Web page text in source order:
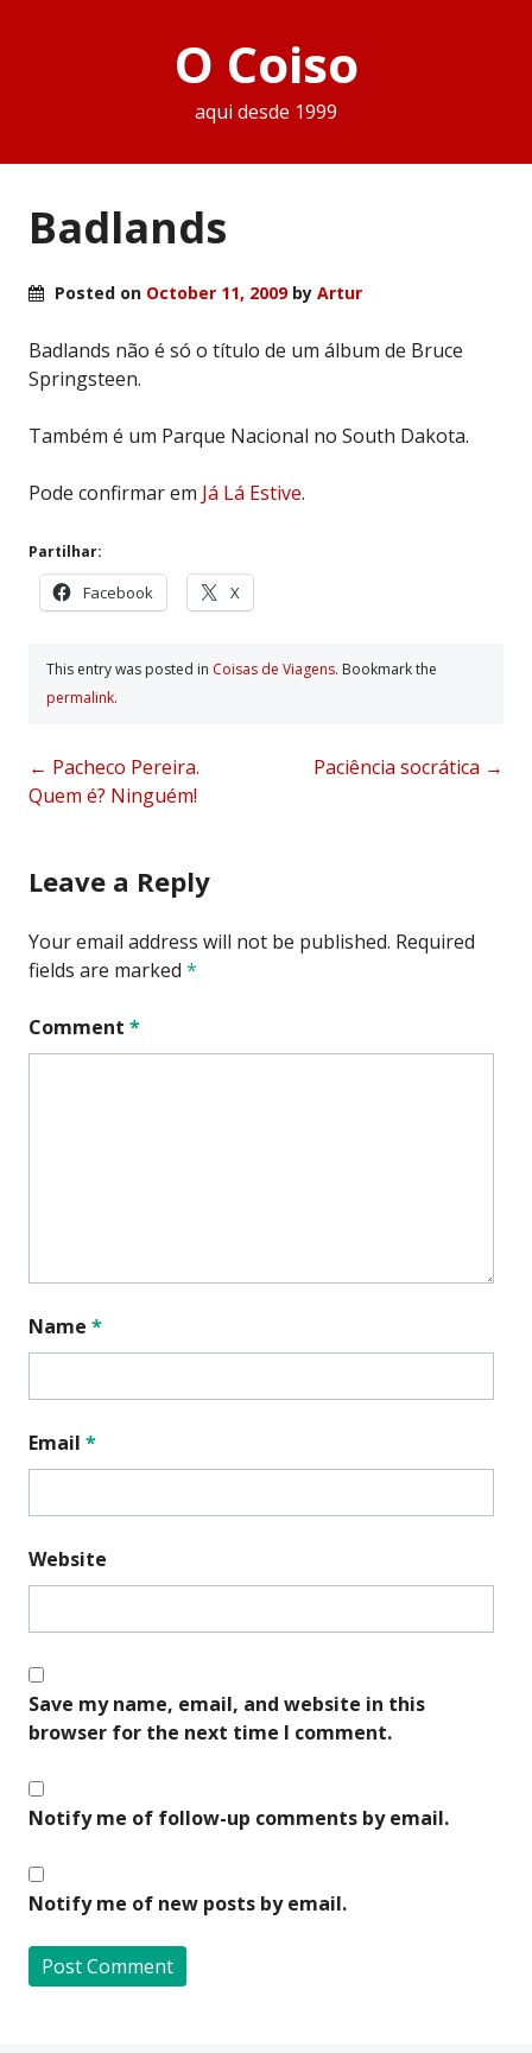
O Coiso
aqui desde 1999
Badlands
Posted on October 11, 2009by Artur
Badlands não é só o título de um álbum de Bruce
Springsteen.
Também é um Parque Nacional no South Dakota.
Pode confirmar em Já Lá Estive.
Partilhar:
Facebook X
This entry was posted in Coisas de Viagens. Bookmark the
permalink.
Post
navigation
← Pacheco Pereira.
Quem é? Ninguém!
Paciência socrática →
Leave a Reply
Your email address will not be published. Required
fields are marked *
Comment *
Name *
Email *
Website
Save my name, email, and website in this
browser for the next time I comment.
Notify me of follow-up comments by email.
Notify me of new posts by email.